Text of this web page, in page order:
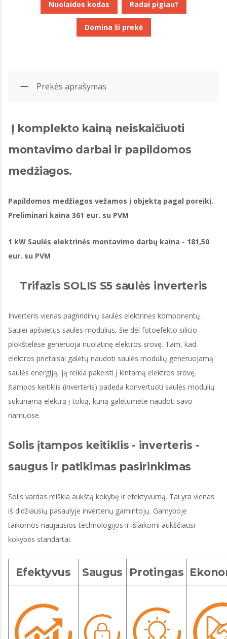
Nuolaidos kodas Radai pigiau?
Domina ši prekė
Prekės aprašymas
Į komplekto kainą neiskaičiuoti
montavimo darbai ir papildomos
medžiagos.
Papildomos medžiagos vežamos į objektą pagal poreikį.
Preliminari kaina 361 eur. su PVM
1 kW Saulės elektrinės montavimo darbų kaina - 181,50
eur. su PVM
Trifazis SOLIS S5 saulės inverteris
Inverteris vienas pagrindinių saulės elektrinės komponentų.
Saulei apšvietus saulės modulius, šie dėl fotoefekto silicio
plokštelėse generuoja nuolatinę elektros srovę. Tam, kad
elektros prietaisai galėtų naudoti saulės modulių generuojamą
saulės energiją, ją reikia pakeisti į kintamą elektros srovę.
Įtampos keitiklis (inverteris) padeda konvertuoti saulės modulių
sukuriamą elektrą į tokią, kurią galėtumėte naudoti savo
namuose.
Solis įtampos keitiklis - inverteris -
saugus ir patikimas pasirinkimas
Solis vardas reiškia aukštą kokybę ir efektyvumą. Tai yra vienas
iš didžiausių pasaulyje inverterių gamintojų. Gamyboje
taikomos naujausios technologijos ir išlaikomi aukščiausi
kokybės standartai.
Efektyvus Saugus Protingas